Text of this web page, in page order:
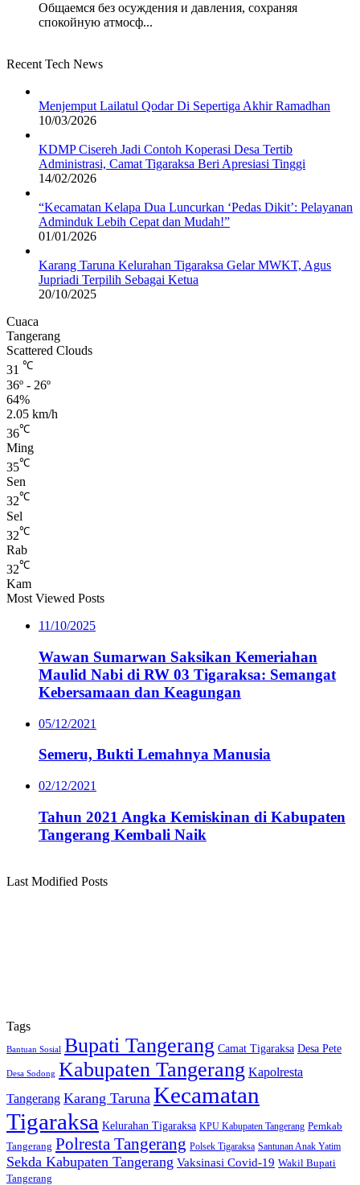
Общаемся без осуждения и давления, сохраняя
спокойную атмосф...
Recent Tech News
Menjemput Lailatul Qodar Di Sepertiga Akhir Ramadhan
10/03/2026
KDMP Cisereh Jadi Contoh Koperasi Desa Tertib
Administrasi, Camat Tigaraksa Beri Apresiasi Tinggi
14/02/2026
“Kecamatan Kelapa Dua Luncurkan ‘Pedas Dikit’: Pelayanan
Adminduk Lebih Cepat dan Mudah!”
01/01/2026
Karang Taruna Kelurahan Tigaraksa Gelar MWKT, Agus
Jupriadi Terpilih Sebagai Ketua
20/10/2025
Cuaca
Tangerang
Scattered Clouds
31 ℃
36º - 26º
64%
2.05 km/h
36℃
Ming
35℃
Sen
32℃
Sel
32℃
Rab
32℃
Kam
Most Viewed Posts
11/10/2025
Wawan Sumarwan Saksikan Kemeriahan
Maulid Nabi di RW 03 Tigaraksa: Semangat
Kebersamaan dan Keagungan
05/12/2021
Semeru, Bukti Lemahnya Manusia
02/12/2021
Tahun 2021 Angka Kemiskinan di Kabupaten
Tangerang Kembali Naik
Last Modified Posts
Tags
Bantuan Sosial Bupati Tangerang Camat Tigaraksa Desa Pete
Desa Sodong Kabupaten Tangerang Kapolresta
Tangerang Karang Taruna Kecamatan
Tigaraksa Kelurahan Tigaraksa KPU Kabupaten Tangerang Pemkab
Tangerang Polresta Tangerang Polsek Tigaraksa Santunan Anak Yatim
Sekda Kabupaten Tangerang Vaksinasi Covid-19 Wakil Bupati
Tangerang